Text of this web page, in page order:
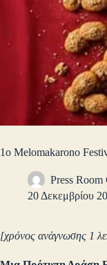
1ο Melomakarono
Press Room
20 Δεκεμβρίου
[χρόνος ανάγνωσης 1